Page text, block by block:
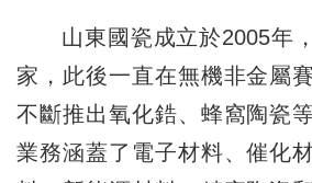
山東國瓷成立於2005年，
家，此後一直在無機非金屬
不斷推出氧化鋯、蜂窩陶瓷
業務涵蓋了電子材料、催化